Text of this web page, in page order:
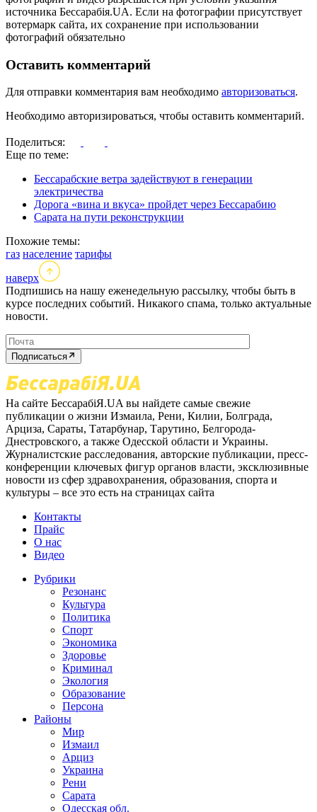
источника Бессарабія.UA. Если на фотографии присутствует
вотермарк сайта, их сохранение при использовании
фотографий обязательно
Оставить комментарий
Для отправки комментария вам необходимо авторизоваться.
Необходимо авторизироваться, чтобы оставить комментарий.
Поделиться:
Еще по теме:
Бессарабские ветра задействуют в генерации
электричества
Дорога «вина и вкуса» пройдет через Бессарабию
Сарата на пути реконструкции
Похожие темы:
газ население тарифы
наверх
Подпишись на нашу еженедельную рассылку, чтобы быть в
курсе последних событий. Никакого спама, только актуальные
новости.
Подписаться
На сайте БессарабіЯ.UA вы найдете самые свежие
публикации о жизни Измаила, Рени, Килии, Болграда,
Арциза, Сараты, Татарбунар, Тарутино, Белгорода-
Днестровского, а также Одесской области и Украины.
Журналистские расследования, авторские публикации, пресс-
конференции ключевых фигур органов власти, эксклюзивные
новости из сфер здравохранения, образования, спорта и
культуры – все это есть на страницах сайта
Контакты
Прайс
О нас
Видео
Рубрики
Резонанс
Культура
Политика
Спорт
Экономика
Здоровье
Криминал
Экология
Образование
Персона
Районы
Мир
Измаил
Арциз
Украина
Рени
Сарата
Одесская обл.